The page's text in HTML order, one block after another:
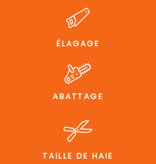
ÉLAGAGE
ABATTAGE
TAILLE DE HAIE